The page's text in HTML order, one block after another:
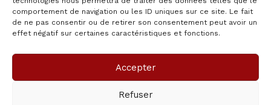
comportement de navigation ou les ID uniques sur ce site. Le fait
de ne pas consentir ou de retirer son consentement peut avoir un
effet négatif sur certaines caractéristiques et fonctions.
Accepter
Refuser
En savoir plus sur la façon dont les données de vos
commentaires sont traitées.
Copyright © 2026 pasion-Mexicana | Propulsé par